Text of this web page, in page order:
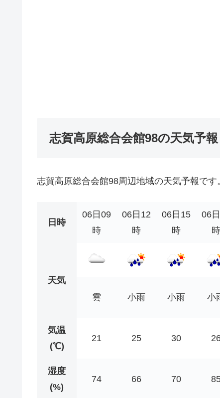
志賀高原総合会館98の天気予報
志賀高原総合会館98周辺地域の天気予報です
日時
06日09
時
06日12
時
06日15
時
06
時
天気
雲
小雨 小雨 小
気温
(℃)
21 25 30
湿度
(%)
74 66 70